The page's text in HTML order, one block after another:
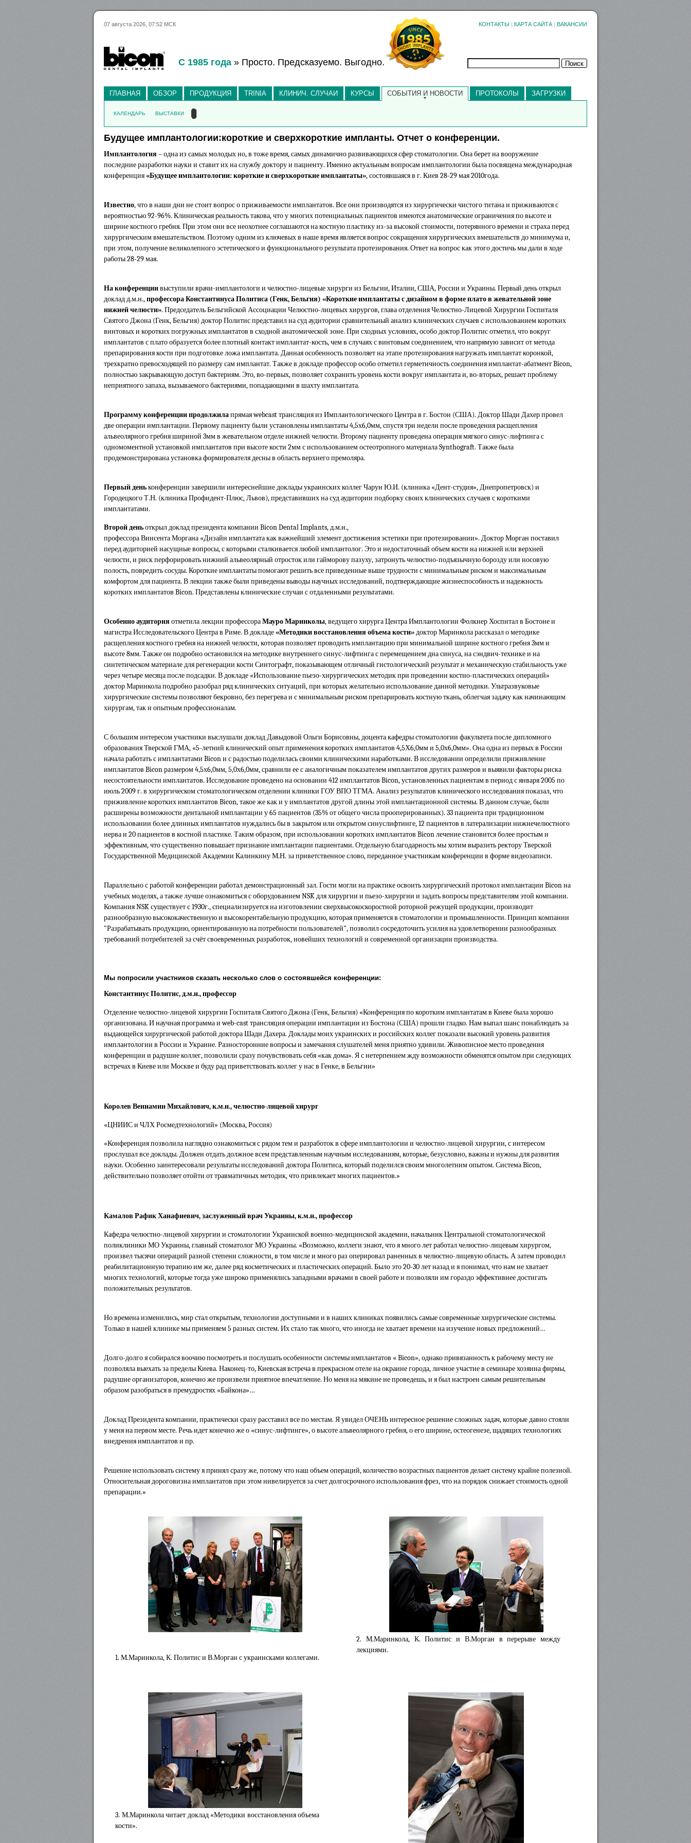
07 августа 2026, 07:52 МСК КОНТАКТЫ | КАРТА САЙТА | ВАКАНСИИ
С 1985 года » Просто. Предсказуемо. Выгодно.
ГЛАВНАЯ ОБЗОР ПРОДУКЦИЯ TRINIA КЛИНИЧ. СЛУЧАИ КУРСЫ СОБЫТИЯ И НОВОСТИ ПРОТОКОЛЫ ЗАГРУЗКИ
КАЛЕНДАРЬ ВЫСТАВКИ
Будущее имплантологии:короткие и сверхкороткие импланты. Отчет о конференции.
Имплантология– одна из самых молодых но, в тоже время, самых динамично развивающихся сфер стоматологии. Она берет на вооружение
последние разработки науки и ставит их на службу доктору и пациенту. Именно актуальным вопросам имплантологии была посвящена международная
конференция«Будущее имплантологии: короткие и сверхкороткие имплантаты», состоявшаяся в г. Киев 28-29 мая 2010года.
Известно, что в наши дни не стоит вопрос о приживаемости имплантатов. Все они производятся из хирургически чистого титана и приживаются с
вероятностью 92-96%. Клиническая реальность такова, что у многих потенциальных пациентов имеются анатомические ограничения по высоте и
ширине костного гребня. При этом они все неохотнее соглашаются на костную пластику из-за высокой стоимости, потерянного времени и страха перед
хирургическим вмешательством. Поэтому одним из ключевых в наше время является вопрос сокращения хирургических вмешательств до минимума и,
при этом, получение великолепного эстетического и функционального результата протезирования. Ответ на вопрос как этого достичь мы дали в ходе
работы 28-29 мая.
На конференциивыступили врачи-имплантологи и челюстно-лицевые хирурги из Бельгии, Италии, США, России и Украины. Первый день открыл
доклад д.м.н.,профессора Константинуса Политиса (Генк, Бельгия) «Короткие имплантаты с дизайном в форме плато в жевательной зоне
нижней челюсти». Председатель Бельгийской Ассоциации Челюстно-лицевых хирургов, глава отделения Челюстно-Лицевой Хирургии Госпиталя
Святого Джона (Генк, Бельгия) доктор Политис представил на суд аудитории сравнительный анализ клинических случаев с использованием коротких
винтовых и коротких погружных имплантатов в сходной анатомической зоне. При сходных условиях, особо доктор Политис отметил, что вокруг
имплантатов с плато образуется более плотный контакт имплантат-кость, чем в случаях с винтовым соединением, что напрямую зависит от метода
препарирования кости при подготовке ложа имплантата. Данная особенность позволяет на этапе протезирования нагружать имплантат коронкой,
трехкратно превосходящей по размеру сам имплантат. Также в докладе профессор особо отметил герметичность соединения имплантат-абатмент Bicon,
полностью закрывающую доступ бактериям. Это, во-первых, позволяет сохранить уровень кости вокруг имплантата и, во-вторых, решает проблему
неприятного запаха, вызываемого бактериями, попадающими в шахту имплантата.
Программу конференции продолжилапрямая webcast трансляция из Имплантологического Центра в г. Бостон (США). Доктор Шади Дахер провел
две операции имплантации. Первому пациенту были установлены имплантаты 4,5х6,0мм, спустя три недели после проведения расщепления
альвеолярного гребня шириной 3мм в жевательном отделе нижней челюсти. Второму пациенту проведена операция мягкого синус-лифтинга с
одномоментной установкой имплантатов при высоте кости 2мм с использованием остеотропного материала Synthograft. Также была
продемонстрирована установка формирователя десны в область верхнего премоляра.
Первый деньконференции завершили интереснейшие доклады украинских коллег Чарун Ю.И. (клиника «Дент-студия», Днепропетровск) и
Городецкого Т.Н. (клиника Профидент-Плюс, Львов), представивших на суд аудитории подборку своих клинических случаев с короткими
имплантатами.
Второй деньоткрыл доклад президента компании Bicon Dental Implants, д.м.н.,
профессора Винсента Моргана «Дизайн имплантата как важнейший элемент достижения эстетики при протезировании». Доктор Морган поставил
перед аудиторией насущные вопросы, с которыми сталкивается любой имплантолог. Это и недостаточный объем кости на нижней или верхней
челюсти, и риск перфорировать нижний альвеолярный отросток или гайморову пазуху, затронуть челюстно-подъязычную борозду или носовую
полость, повредить сосуды. Короткие имплантаты помогают решить все приведенные выше трудности с минимальным риском и максимальным
комфортом для пациента. В лекции также были приведены выводы научных исследований, подтверждающие жизнеспособность и надежность
коротких имплантатов Bicon. Представлены клинические случаи с отдаленными результатами.
Особенно аудиторияотметила лекции профессораМауро Маринколы, ведущего хирурга Центра Имплантологии Фолкнер Хоспитал в Бостоне и
магистра Исследовательского Центра в Риме. В докладе«Методики восстановления объема кости»доктор Маринкола рассказал о методике
расщепления костного гребня на нижней челюсти, которая позволяет проводить имплантацию при минимальной ширине костного гребня 3мм и
высоте 8мм. Также он подробно остановился на методике внутреннего синус-лифтинга с перемещением дна синуса, на сэндвич-технике и на
синтетическом материале для регенерации кости Синтографт, показывающем отличный гистологический результат и механическую стабильность уже
через четыре месяца после подсадки. В докладе «Использование пьезо-хирургических методик при проведении костно-пластических операций»
доктор Маринкола подробно разобрал ряд клинических ситуаций, при которых желательно использование данной методики. Ультразвуковые
хирургические системы позволяют бекровно, без перегрева и с минимальным риском препарировать костную ткань, облегчая задачу как начинающим
хирургам, так и опытным профессионалам.
С большим интересом участники выслушали доклад Давыдовой Ольги Борисовны, доцента кафедры стоматологии факультета после дипломного
образования Тверской ГМА, «5-летний клинический опыт применения коротких имплантатов 4,5Х6,0мм и 5,0х6,0мм». Она одна из первых в России
начала работать с имплантатами Bicon и с радостью поделилась своими клиническими наработками. В исследовании определили приживление
имплантатов Bicon размером 4,5х6,0мм, 5,0х6,0мм, сравнили ее с аналогичным показателем имплантатов других размеров и выявили факторы риска
несостоятельности имплантатов. Исследование проведено на основании 412 имплантатов Bicon, установленных пациентам в период с января 2005 по
июль 2009 г. в хирургическом стоматологическом отделении клиники ГОУ ВПО ТГМА. Анализ результатов клинического исследования показал, что
приживление коротких имплантатов Bicon, такое же как и у имплантатов другой длины этой имплантационной системы. В данном случае, были
расширены возможности дентальной имплантации у 65 пациентов (35% от общего числа прооперированных). 33 пациента при традиционном
использовании более длинных имплантатов нуждались бы в закрытом или открытом синуслифтинге, 12 пациентов в латерализации нижнечелюстного
нерва и 20 пациентов в костной пластике. Таким образом, при использовании коротких имплантатов Bicon лечение становится более простым и
эффективным, что существенно повышает признание имплантации пациентами. Отдельную благодарность мы хотим выразить ректору Тверской
Государственной Медицинской Академии Калинкину М.Н. за приветственное слово, переданное участникам конференции в форме видеозаписи.
Параллельно с работой конференции работал демонстрационный зал. Гости могли на практике освоить хирургический протокол имплантации Bicon на
учебных моделях, а также лучше ознакомиться с оборудованием NSK для хирургии и пьезо-хирургии и задать вопросы представителям этой компании.
Компания NSK существует с 1930г., специализируется на изготовлении сверхвысокоскоростной роторной режущей продукции, производит
разнообразную высококачественную и высокорентабельную продукцию, которая применяется в стоматологии и промышленности. Принцип компании
"Разрабатывать продукцию, ориентированную на потребности пользователей", позволил сосредоточить усилия на удовлетворении разнообразных
требований потребителей за счёт своевременных разработок, новейших технологий и современной организации производства.
Мы попросили участников сказать несколько слов о состоявшейся конференции:
Константинус Политис, д.м.н., профессор
Отделение челюстно-лицевой хирургии Госпиталя Святого Джона (Генк, Бельгия) «Конференция по коротким имплантатам в Киеве была хорошо
организована. И научная программа и web-cast трансляция операции имплантации из Бостона (США) прошли гладко. Нам выпал шанс понаблюдать за
выдающейся хирургической работой доктора Шади Дахера. Доклады моих украинских и российских коллег показали высокий уровень развития
имплантологии в России и Украине. Разносторонние вопросы и замечания слушателей меня приятно удивили. Живописное место проведения
конференции и радушие коллег, позволили сразу почувствовать себя «как дома». Я с нетерпением жду возможности обменятся опытом при следующих
встречах в Киеве или Москве и буду рад приветствовать коллег у нас в Генке, в Бельгии»
Королев Вениамин Михайлович, к.м.н., челюстно-лицевой хирург
«ЦНИИС и ЧЛХ Росмедтехнологий» (Москва, Россия)
«Конференция позволила наглядно ознакомиться с рядом тем и разработок в сфере имплантологии и челюстно-лицевой хирургии, с интересом
прослушал все доклады. Должен отдать должное всем представленным научным исследованиям, которые, безусловно, важны и нужны для развития
науки. Особенно заинтересовали результаты исследований доктора Политиса, который поделился своим многолетним опытом. Система Bicon,
действительно позволяет отойти от травматичных методик, что привлекает многих пациентов.»
Камалов Рафик Ханафиевич, заслуженный врач Украины, к.м.н., профессор
Кафедра челюстно-лицевой хирургии и стоматологии Украинской военно-медицинской академии, начальник Центральной стоматологической
поликлиники МО Украины, главный стоматолог МО Украины. «Возможно, коллеги знают, что я много лет работал челюстно-лицевым хирургом,
произвел тысячи операций разной степени сложности, в том числе и много раз оперировал раненных в челюстно-лицевую область. А затем проводил
реабилитационную терапию им же, далее ряд косметических и пластических операций. Было это 20-30 лет назад и я понимал, что нам не хватает
многих технологий, которые тогда уже широко применялись западными врачами в своей работе и позволяли им гораздо эффективнее достигать
положительных результатов.
Но времена изменились, мир стал открытым, технологии доступными и в наших клиниках появились самые современные хирургические системы.
Только в нашей клинике мы применяем 5 разных систем. Их стало так много, что иногда не хватает времени на изучение новых предложений…
Долго-долго я собирался воочию посмотреть и послушать особенности системы имплантатов « Bicon», однако привязанность к рабочему месту не
позволяла выехать за пределы Киева. Наконец-то, Киевская встреча в прекрасном отеле на окраине города, личное участие в семинаре хозяина фирмы,
радушие организаторов, конечно же произвели приятное впечатление. Но меня на мякине не проведешь, и я был настроен самым решительным
образом разобраться в премудростях «Байкона»…
Доклад Президента компании, практически сразу расставил все по местам. Я увидел ОЧЕНЬ интересное решение сложных задач, которые давно стояли
у меня на первом месте. Речь идет конечно же о «синус-лифтинге», о высоте альвеолярного гребня, о его ширине, остеогенезе, щадящих технологиях
внедрения имплантатов и пр.
Решение использовать систему я принял сразу же, потому что наш объем операций, количество возрастных пациентов делает систему крайне полезной.
Относительная дороговизна имплантатов при этом нивелируется за счет долгосрочного использования фрез, что на порядок снижает стоимость одной
препарации.»
1. М.Маринкола, К. Политис и В.Морган с украинсками коллегами.
2. М.Маринкола, К. Политис и В.Морган в перерыве между
лекциями.
3. М.Маринкола читает доклад «Методики восстановления объема
кости».